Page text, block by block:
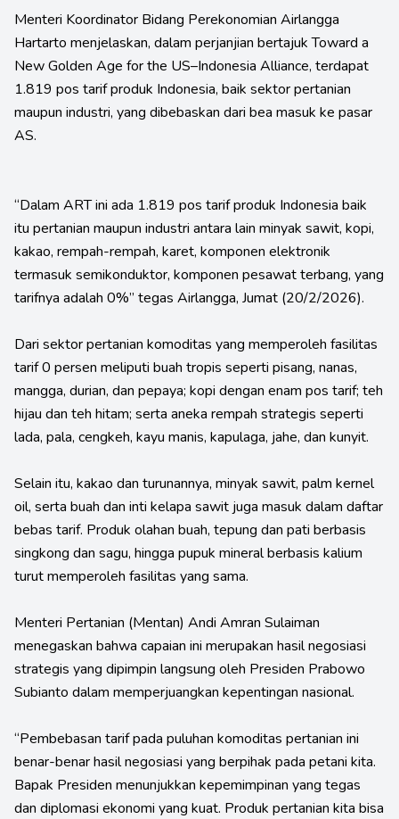
Menteri Koordinator Bidang Perekonomian Airlangga
Hartarto menjelaskan, dalam perjanjian bertajuk Toward a
New Golden Age for the US–Indonesia Alliance, terdapat
1.819 pos tarif produk Indonesia, baik sektor pertanian
maupun industri, yang dibebaskan dari bea masuk ke pasar
AS.
“Dalam ART ini ada 1.819 pos tarif produk Indonesia baik
itu pertanian maupun industri antara lain minyak sawit, kopi,
kakao, rempah-rempah, karet, komponen elektronik
termasuk semikonduktor, komponen pesawat terbang, yang
tarifnya adalah 0%” tegas Airlangga, Jumat (20/2/2026).
Dari sektor pertanian komoditas yang memperoleh fasilitas
tarif 0 persen meliputi buah tropis seperti pisang, nanas,
mangga, durian, dan pepaya; kopi dengan enam pos tarif; teh
hijau dan teh hitam; serta aneka rempah strategis seperti
lada, pala, cengkeh, kayu manis, kapulaga, jahe, dan kunyit.
Selain itu, kakao dan turunannya, minyak sawit, palm kernel
oil, serta buah dan inti kelapa sawit juga masuk dalam daftar
bebas tarif. Produk olahan buah, tepung dan pati berbasis
singkong dan sagu, hingga pupuk mineral berbasis kalium
turut memperoleh fasilitas yang sama.
Menteri Pertanian (Mentan) Andi Amran Sulaiman
menegaskan bahwa capaian ini merupakan hasil negosiasi
strategis yang dipimpin langsung oleh Presiden Prabowo
Subianto dalam memperjuangkan kepentingan nasional.
“Pembebasan tarif pada puluhan komoditas pertanian ini
benar-benar hasil negosiasi yang berpihak pada petani kita.
Bapak Presiden menunjukkan kepemimpinan yang tegas
dan diplomasi ekonomi yang kuat. Produk pertanian kita bisa